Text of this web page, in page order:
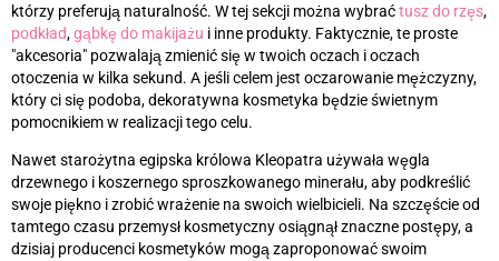
którzy preferują naturalność. W tej sekcji można wybraćtusz do rzęs,
podkład,gąbkę do makijażu i inne produkty. Faktycznie, te proste
"akcesoria" pozwalają zmienić się w twoich oczach i oczach
otoczenia w kilka sekund. A jeśli celem jest oczarowanie mężczyzny,
który ci się podoba, dekoratywna kosmetyka będzie świetnym
pomocnikiem w realizacji tego celu.
Nawet starożytna egipska królowa Kleopatra używała węgla
drzewnego i koszernego sproszkowanego minerału, aby podkreślić
swoje piękno i zrobić wrażenie na swoich wielbicieli. Na szczęście od
tamtego czasu przemysł kosmetyczny osiągnął znaczne postępy, a
dzisiaj producenci kosmetyków mogą zaproponować swoim